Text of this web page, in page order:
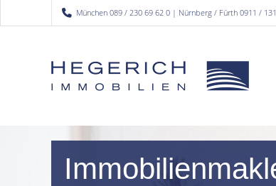
München 089 / 230 69 62 0 | Nürnberg / Fürth 0911 /